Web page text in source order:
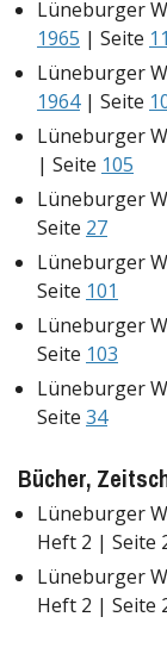
Lüneburger
1965 | Seite
Lüneburger
1964| Seite
Lüneburger
| Seite 105
Lüneburger
Seite 27
Lüneburger
Seite 101
Lüneburger
Seite 103
Lüneburger
Seite 34
Bücher,
Lüneburger
Heft 2 | Seite
Lüneburger
Heft 2 | Seite